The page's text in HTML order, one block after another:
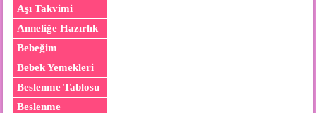
Aşı Takvimi
Anneliğe Hazırlık
Bebeğim
Bebek Yemekleri
Beslenme Tablosu
Beslenme